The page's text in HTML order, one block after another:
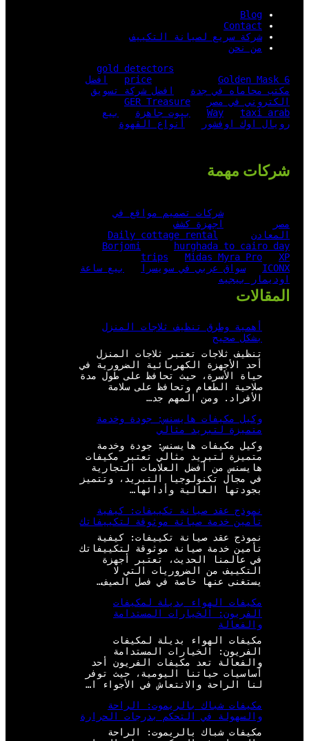
Blog
Contact
شركة سريع لصيانة التكييف
من نحن
gold detectors
price
Golden Mask 6
افضل
مكتب محاماه في جدة
افضل شركة تسويق
الكتروني في مصر
GER Treasure
Way
taxi arab بيوت جاهزة
بيع
رويال اوك اوفشور
أنواع القهوة
شركات مهمة
شركات تصميم مواقع في
مصر
اجهزة كشف
المعادن
Daily cottage rental
Borjomi
hurghada to cairo day
trips
Midas Myra Pro
XP
ICONX
سواق عربي في سويسرا
بيع ساعة
اوديمار بيجيه
المقالات
أهمية وطرق تنظيف ثلاجات المنزل
بشكل صحيح
تنظيف ثلاجات تعتبر ثلاجات المنزل
أحد الأجهزة الكهربائية الضرورية في
حياة الأسرة، حيث تحافظ على طول مدة
صلاحية الطعام وتحافظ على سلامة
الأفراد. ومن المهم جد…
وكيل مكيفات هايسنس: جودة وخدمة
متميزة لتبريد مثالي
وكيل مكيفات هايسنس: جودة وخدمة
متميزة لتبريد مثالي تعتبر مكيفات
هايسنس من أفضل العلامات التجارية
في مجال تكنولوجيا التبريد، وتتميز
بجودتها العالية وأدائها…
نموذج عقد صيانة تكييفات: كيفية
تأمين خدمة صيانة موثوقة لتكييفاتك
نموذج عقد صيانة تكييفات: كيفية
تأمين خدمة صيانة موثوقة لتكييفاتك
في عالمنا الحديث، تعتبر أجهزة
التكييف من الضروريات التي لا
يستغنى عنها خاصة في فصل الصيف…
مكيفات الهواء بديلة لمكيفات
الفريون: الخيارات المستدامة
والفعالة
مكيفات الهواء بديلة لمكيفات
الفريون: الخيارات المستدامة
والفعالة تعد مكيفات الفريون أحد
أساسيات حياتنا اليومية، حيث توفر
لنا الراحة والانتعاش في الأجواء ا…
مكيفات شباك بالريموت: الراحة
والسهولة في التحكم بدرجات الحرارة
مكيفات شباك بالريموت: الراحة